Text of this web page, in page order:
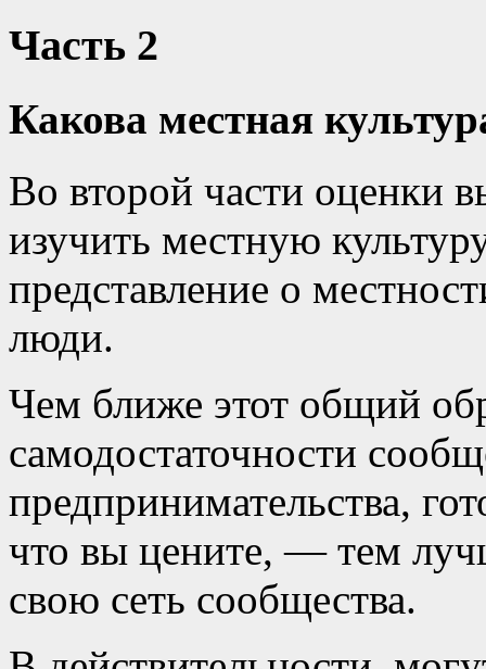
Часть 2
Какова местная
Во второй части оценки
изучить местную
представление о
люди.
Чем ближе этот общий
самодостаточности
предпринимательства,
что вы цените, — тем
свою сеть сообщества.